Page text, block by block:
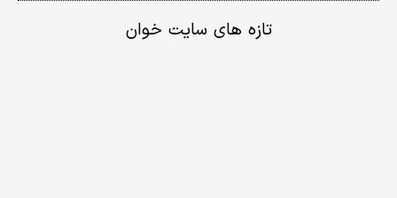
تازه های سایت خوان